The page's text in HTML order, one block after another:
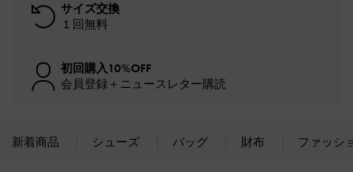
サイズ交換
１回無料
初回購入10%OFF
会員登録＋ニュースレター購読
新着商品 シューズ バッグ 財布 ファッシ